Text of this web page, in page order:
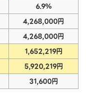
6.9%
4,268,000円
4,268,000円
1,652,219円
5,920,219円
31,600円